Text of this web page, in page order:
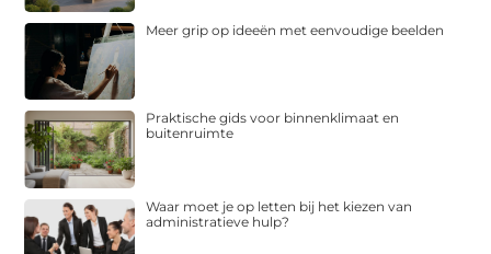
Meer grip op ideeën met eenvoudige beelden
Praktische gids voor binnenklimaat en
buitenruimte
Waar moet je op letten bij het kiezen van
administratieve hulp?